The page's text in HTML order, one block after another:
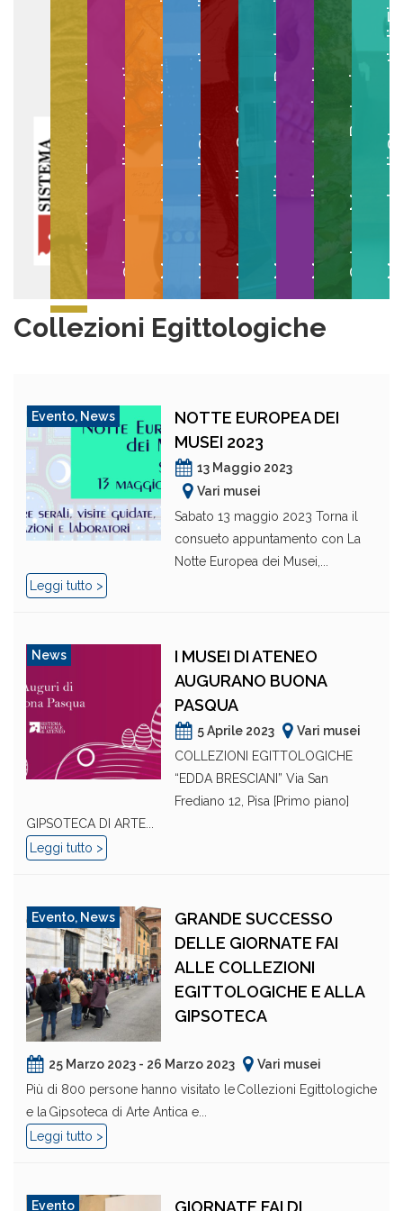
Collezioni EgittologicheGipsoteca di Arte AnticaMuseo Anatomico VeterinarioMuseo degli Strumenti per il CalcoloMuseo della GraficaMuseo di Anatomia PatologicaMuseo di Anatomia UmanaOrto e Museo BotanicoMuseo degli
Collezioni Egittologiche
Evento, News
NOTTE EUROPEA DEI
MUSEI 2023
13 Maggio 2023
Vari musei
Sabato 13 maggio 2023 Torna il
consueto appuntamento con La
Notte Europea dei Musei,...
Leggi tutto >
News
I MUSEI DI ATENEO
AUGURANO BUONA
PASQUA
5 Aprile 2023
Vari musei
COLLEZIONI EGITTOLOGICHE
“EDDA BRESCIANI” Via San
Frediano 12, Pisa [Primo piano]
GIPSOTECA DI ARTE...
Leggi tutto >
Evento, News
GRANDE SUCCESSO
DELLE GIORNATE FAI
ALLE COLLEZIONI
EGITTOLOGICHE E ALLA
GIPSOTECA
25 Marzo 2023 - 26 Marzo 2023
Vari musei
Più di 800 persone hanno visitato le Collezioni Egittologiche
e la Gipsoteca di Arte Antica e...
Leggi tutto >
Evento GIORNATE FAI DI